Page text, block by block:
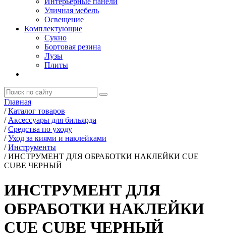
Уличная мебель
Освещение
Комплектующие
Сукно
Бортовая резина
Лузы
Плиты
Главная
/ Каталог товаров
/ Аксессуары для бильярда
/ Средства по уходу
/ Уход за киями и наклейками
/ Инструменты
/ ИНСТРУМЕНТ ДЛЯ ОБРАБОТКИ НАКЛЕЙКИ CUE
CUBE ЧЕРНЫЙ
ИНСТРУМЕНТ ДЛЯ
ОБРАБОТКИ НАКЛЕЙКИ
CUE CUBE ЧЕРНЫЙ